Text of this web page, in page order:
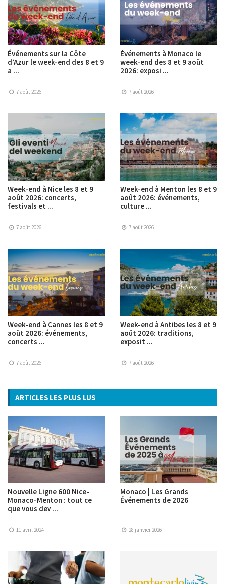
Événements sur la Côte
d’Azur le week-end des 8 et 9
a ...
7 août 2026
Événements à Monaco le
week-end des 8 et 9 août
2026: exposi ...
7 août 2026
Week-end à Nice les 8 et 9
août 2026: concerts,
festivals et ...
7 août 2026
Week-end à Menton les 8 et 9
août 2026: événements,
culture ...
7 août 2026
Week-end à Cannes les 8 et 9
août 2026: événements,
concerts ...
7 août 2026
Week-end à Antibes les 8 et 9
août 2026: traditions,
exposit ...
7 août 2026
ARTICLES LES PLUS LUS
Nouvelle Ligne 600 Nice-
Monaco-Menton : tout ce
que vous dev ...
11 avril 2024
Monaco | Les Grands
Événements de 2026
28 janvier 2026